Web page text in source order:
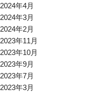
2024年4月
2024年3月
2024年2月
2023年11月
2023年10月
2023年9月
2023年7月
2023年3月